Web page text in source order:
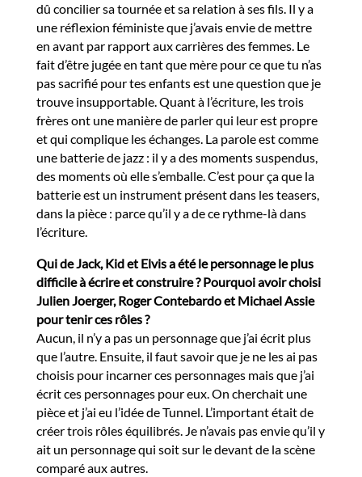
dû concilier sa tournée et sa relation à ses fils. Il y a
une réflexion féministe que j’avais envie de mettre
en avant par rapport aux carrières des femmes. Le
fait d’être jugée en tant que mère pour ce que tu n’as
pas sacrifié pour tes enfants est une question que je
trouve insupportable. Quant à l’écriture, les trois
frères ont une manière de parler qui leur est propre
et qui complique les échanges. La parole est comme
une batterie de jazz : il y a des moments suspendus,
des moments où elle s’emballe. C’est pour ça que la
batterie est un instrument présent dans les teasers,
dans la pièce : parce qu’il y a de ce rythme-là dans
l’écriture.
Qui de Jack, Kid et Elvis a été le personnage le plus
difficile à écrire et construire ? Pourquoi avoir choisi
Julien Joerger, Roger Contebardo et Michael Assie
pour tenir ces rôles ?
Aucun, il n’y a pas un personnage que j’ai écrit plus
que l’autre. Ensuite, il faut savoir que je ne les ai pas
choisis pour incarner ces personnages mais que j’ai
écrit ces personnages pour eux. On cherchait une
pièce et j’ai eu l’idée de Tunnel. L’important était de
créer trois rôles équilibrés. Je n’avais pas envie qu’il y
ait un personnage qui soit sur le devant de la scène
comparé aux autres.